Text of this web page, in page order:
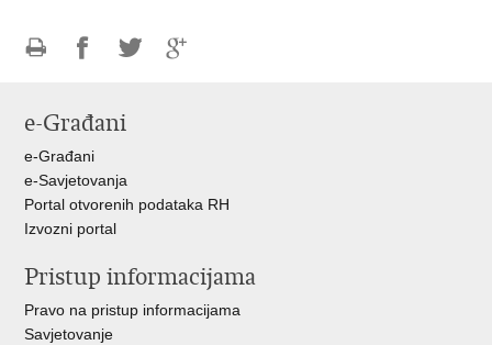
FacebookuTwitteru
e-Građani
e-Građani
e-Savjetovanja
Portal otvorenih podataka RH
Izvozni portal
Pristup informacijama
Pravo na pristup informacijama
Savjetovanje